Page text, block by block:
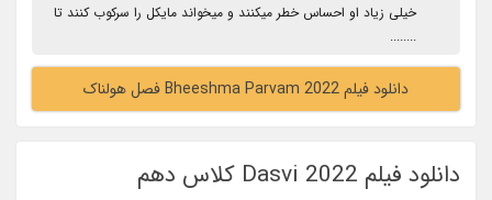
خیلی زیاد او احساس خطر میکنند و میخواند مایکل را سرکوب کنند تا
........
دانلود فیلم Bheeshma Parvam 2022 فصل هولناک
دانلود فیلم Dasvi 2022 کلاس دهم